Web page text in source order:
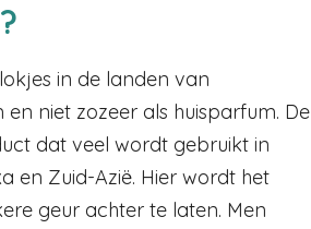
in de landen van
niet zozeer als huisparfum. De
dat veel wordt gebruikt in
en Zuid-Azië. Hier wordt het
geur achter te laten. Men